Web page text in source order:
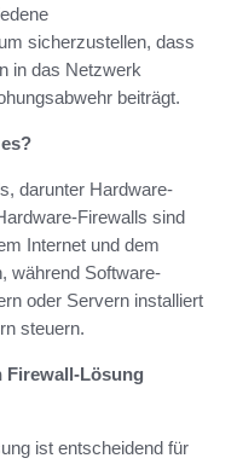
sicherzustellen, dass
in das Netzwerk
beiträgt.
darunter Hardware-
Firewalls sind
Internet und dem
während Software-
oder Servern installiert
steuern.
Firewall-Lösung
ist entscheidend für